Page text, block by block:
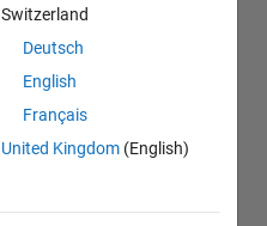
Switzerland
Deutsch
English
Français
United Kingdom (English)